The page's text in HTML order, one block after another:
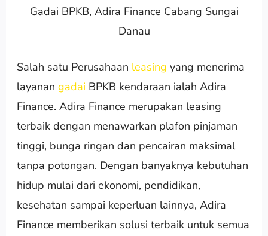
Gadai BPKB, Adira Finance Cabang Sungai
Danau
Salah satu Perusahaan leasing yang menerima
layanan gadai BPKB kendaraan ialah Adira
Finance. Adira Finance merupakan leasing
terbaik dengan menawarkan plafon pinjaman
tinggi, bunga ringan dan pencairan maksimal
tanpa potongan. Dengan banyaknya kebutuhan
hidup mulai dari ekonomi, pendidikan,
kesehatan sampai keperluan lainnya, Adira
Finance memberikan solusi terbaik untuk semua